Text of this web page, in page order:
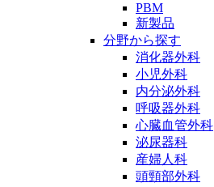
PBM
新製品
分野から探す
消化器外科
小児外科
内分泌外科
呼吸器外科
心臓血管外科
泌尿器科
産婦人科
頭頸部外科